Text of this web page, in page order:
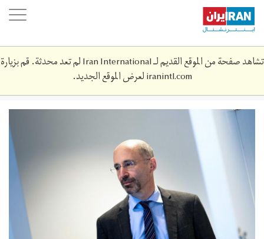
Skip
main
content
تشاهد صفحة من الموقع القديم لـ Iran International لم تعد محدثة. قم بزيارة
iranintl.comلعرض الموقع الجديد.
249885.jpeg